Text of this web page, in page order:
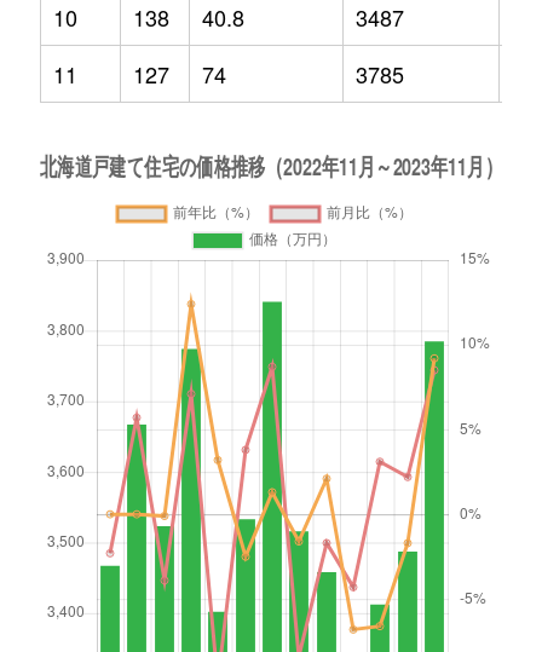
10
138 40.8 3487
11
127 74 3785